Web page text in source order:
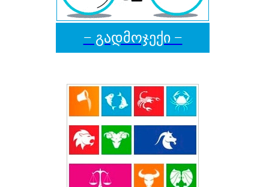
− გადმოჯექი −